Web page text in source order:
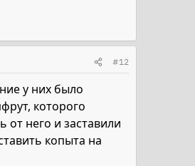
#12
у них было
которого
от него и заставили
копыта на